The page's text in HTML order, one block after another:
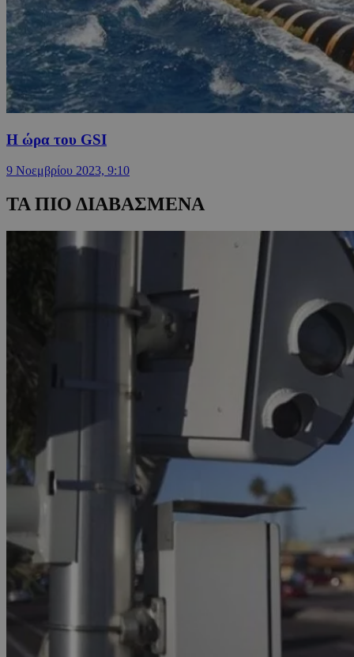
Η ώρα του GSI
9 Νοεμβρίου 2023, 9:10
ΤΑ ΠΙΟ ΔΙΑΒΑΣΜΕΝΑ